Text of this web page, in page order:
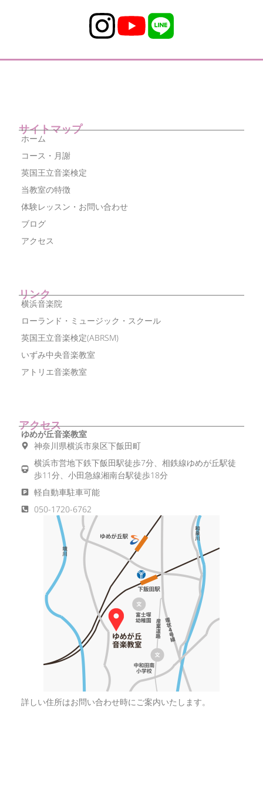
サイトマップ
ホーム
コース・月謝
英国王立音楽検定
当教室の特徴
体験レッスン・お問い合わせ
ブログ
アクセス
リンク
横浜音楽院
ローランド・ミュージック・スクール
英国王立音楽検定(ABRSM)
いずみ中央音楽教室
アトリエ音楽教室
アクセス
ゆめが丘音楽教室
神奈川県横浜市泉区下飯田町
横浜市営地下鉄下飯田駅徒歩7分、相鉄線ゆめが丘駅徒
歩11分、小田急線湘南台駅徒歩18分
軽自動車駐車可能
050-1720-6762
詳しい住所はお問い合わせ時にご案内いたします。